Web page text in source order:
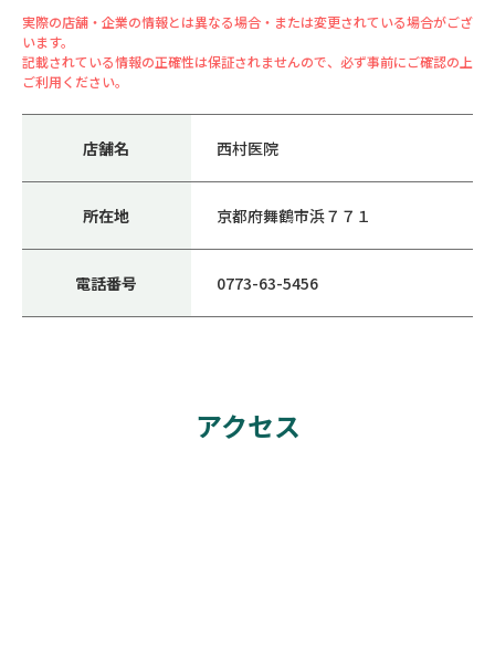
実際の店舗・企業の情報とは異なる場合・または変更されている場合がござ
います。
記載されている情報の正確性は保証されませんので、必ず事前にご確認の上
ご利用ください。
店舗名 西村医院
所在地 京都府舞鶴市浜７７１
電話番号 0773-63-5456
アクセス